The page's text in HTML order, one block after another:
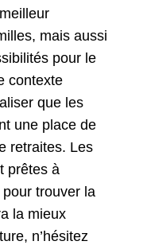
mais aussi
pour le
contexte
que les
une place de
retraites. Les
prêtes à
trouver la
la mieux
n’hésitez